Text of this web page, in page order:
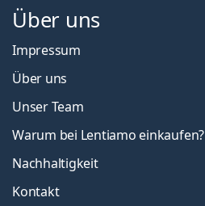
Über uns
Impressum
Über uns
Unser Team
Warum bei Lentiamo einkaufen?
Nachhaltigkeit
Kontakt